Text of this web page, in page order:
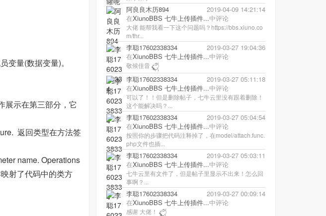
变量(数据变量)。
展示在第三部分，它
返回类型在方法签
name. Operations
射了代码中的类方
阿良良木历894
2019-04-09 14:21:14
在XiunoBBS 七牛上传插件...中评论
大佬 能帮我看一下这个问题吗？https://bbs.xiuno.co
m/thr...
李聪17602338334
2019-03-27 19:04:36
在XiunoBBS 七牛上传插件...中评论
敬候佳音
李聪17602338334
2019-03-27 05:11:18
在XiunoBBS 七牛上传插件...中评论
可以了！！但是删除帖子，七牛云里没有跟着删除！
这个能解决吗？...
李聪17602338334
2019-03-27 05:04:54
在XiunoBBS 七牛上传插件...中评论
按照你的步骤把代码注释掉了，在model/attach.func.
php文件也插...
李聪17602338334
2019-03-27 05:03:11
在XiunoBBS 七牛上传插件...中评论
七牛云里有文件了，但是帖子里显示不出来！怎么回
事啊？...
李聪17602338334
2019-03-27 00:09:14
在XiunoBBS 七牛上传插件...中评论
感谢 大佬！